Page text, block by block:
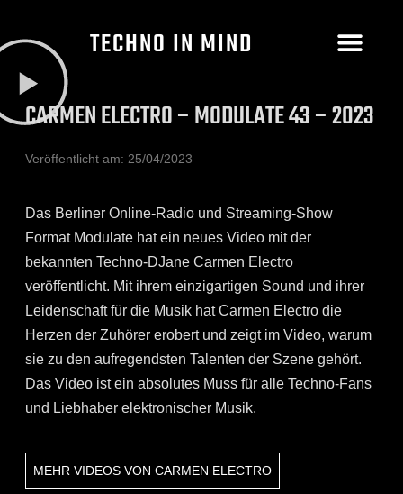
TECHNO IN MIND
CARMEN ELECTRO – MODULATE 43 – 2023
Veröffentlicht am: 25/04/2023
Das Berliner Online-Radio und Streaming-Show
Format Modulate hat ein neues Video mit der
bekannten Techno-DJane Carmen Electro
veröffentlicht. Mit ihrem einzigartigen Sound und ihrer
Leidenschaft für die Musik hat Carmen Electro die
Herzen der Zuhörer erobert und zeigt im Video, warum
sie zu den aufregendsten Talenten der Szene gehört.
Das Video ist ein absolutes Muss für alle Techno-Fans
und Liebhaber elektronischer Musik.
MEHR VIDEOS VON CARMEN ELECTRO